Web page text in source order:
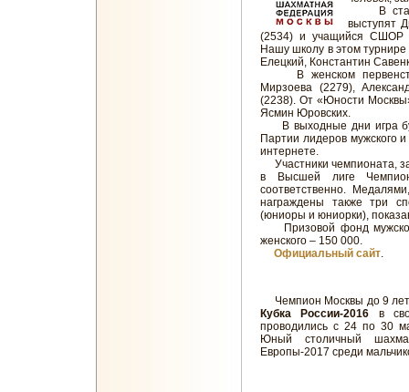
В
выступят
(2534) и учащийся СШОР
Нашу школу в этом
Елецкий, Константин
В женском
Мирзоева (2279),
(2238). От «Юности
Ясмин Юровских.
В выходные дни игра
Партии лидеров мужского
интернете.
Участники чемпионата,
в Высшей лиге
соответственно.
награждены также три
(юниоры и юниорки),
Призовой фонд
женского – 150 000.
Официальный сайт.
Чемпион Москвы до 9
Кубка России-2016 в
проводились с 24 по 30
Юный столичный
Европы-2017 среди